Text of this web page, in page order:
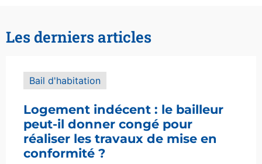
Les derniers articles
Bail d'habitation
Logement indécent : le bailleur
peut-il donner congé pour
réaliser les travaux de mise en
conformité ?